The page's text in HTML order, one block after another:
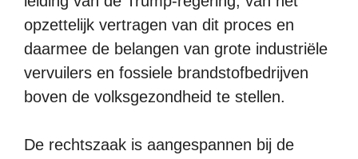
opzettelijk vertragen van dit proces en
daarmee de belangen van grote industriële
vervuilers en fossiele brandstofbedrijven
boven de volksgezondheid te stellen.
De rechtszaak is aangespannen bij de